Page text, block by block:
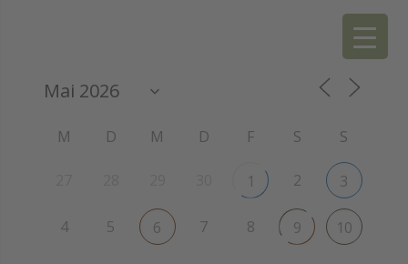
M D M D F S S
1 2 3
4 5 6 7 8 9 10